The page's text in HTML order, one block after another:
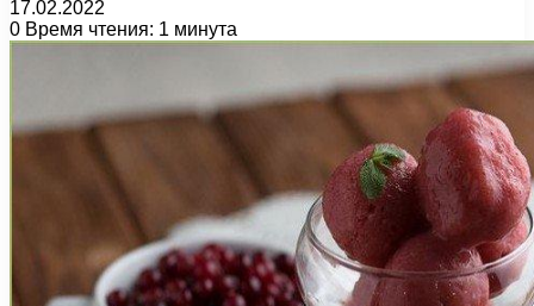
17.02.2022
0 Время чтения: 1 минута